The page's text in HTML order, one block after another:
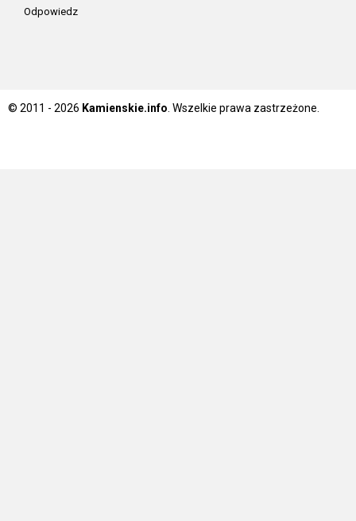
Odpowiedz
© 2011 - 2026 Kamienskie.info. Wszelkie prawa zastrzeżone.